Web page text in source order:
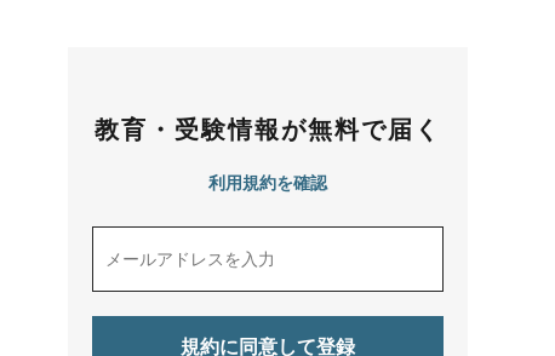
教育・受験情報が無料で届く
利用規約を確認